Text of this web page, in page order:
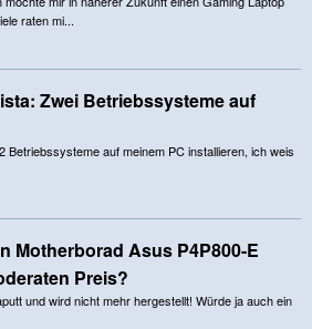
raten mi...
Zwei Betriebssysteme auf
Betriebssysteme auf meinem PC installieren, ich weis
Motherborad Asus P4P800-E
Preis?
und wird nicht mehr hergestellt! Würde ja auch ein